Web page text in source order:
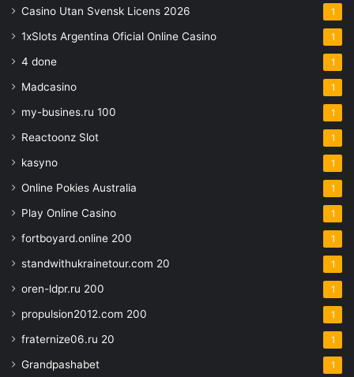
Casino Utan Svensk Licens 2026 1
1xSlots Argentina Oficial Online Casino 1
4 done 1
Madcasino 1
my-busines.ru 100 1
Reactoonz Slot 1
kasyno 1
Online Pokies Australia 1
Play Online Casino 1
fortboyard.online 200 1
standwithukrainetour.com 20 1
oren-ldpr.ru 200 1
propulsion2012.com 200 1
fraternize06.ru 20 1
Grandpashabet 1